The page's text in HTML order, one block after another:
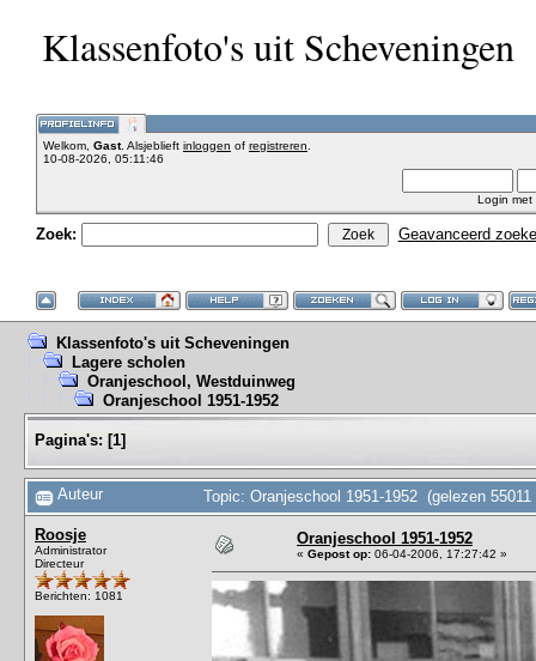
Klassenfoto's uit Scheveningen
Welkom, Gast. Alsjeblieft inloggen of registreren
10-08-2026, 05:11:46
Login met
Zoek: Geavanceerd
Klassenfoto's uit Scheveningen
Lagere scholen
Oranjeschool, Westduinweg
Oranjeschool 1951-1952
Pagina's: [1]
Auteur Topic: Oranjeschool 1951-1952 (gelezen 55011
Roosje
Administrator
Directeur
Berichten: 1081
Oranjeschool 1951-1952
« Gepost op: 06-04-2006, 17:27:42 »